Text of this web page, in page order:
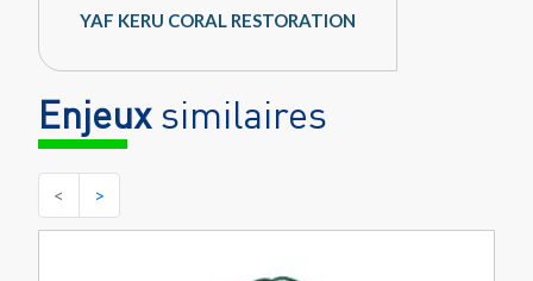
YAF KERU CORAL RESTORATION
Enjeuxsimilaires
< >